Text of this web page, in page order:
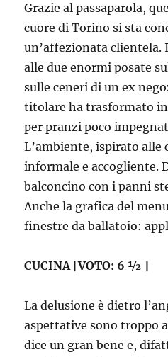
Grazie al passaparola,
cuore di Torino si sta
un’affezionata
alle due enormi posate
sulle ceneri di un ex
titolare ha trasformato
per pranzi poco
L’ambiente, ispirato alle
informale e accogliente.
balconcino con i panni
Anche la grafica del
finestre da ballatoio:
CUCINA [VOTO: 6 ½ ]
La delusione è dietro
aspettative sono troppo
dice un gran bene e,